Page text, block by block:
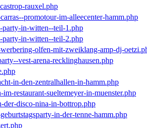
rauxel.php
promotour-im-alleecenter-hamm.php
party-in-witten--teil-1.php
party-in-witten--teil-2.php
olfen-mit-zweiklang-amp-dj-
vest-arena-recklinghausen.php
in-den-zentralhallen-in-hamm.php
im-restaurant-sueltemeyer-in-muenster.php
der-disco-nina-in-bottrop.php
in-der-tenne-hamm.php